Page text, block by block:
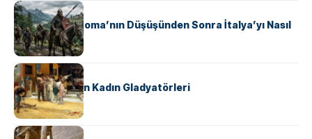
KÜLTÜR
Ostrogotlar Roma’nın Düşüşünden Sonra İtalya’yı Nasıl
Ele Geçirdi?
KÜLTÜR
Antik Roma’nın Kadın Gladyatörleri
KÜLTÜR